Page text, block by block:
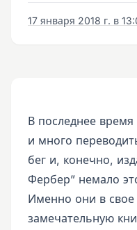
17 января 2018 г. в
В последнее
и много
бег и, конечно,
Фербер” немало
Именно они в свое
замечательную